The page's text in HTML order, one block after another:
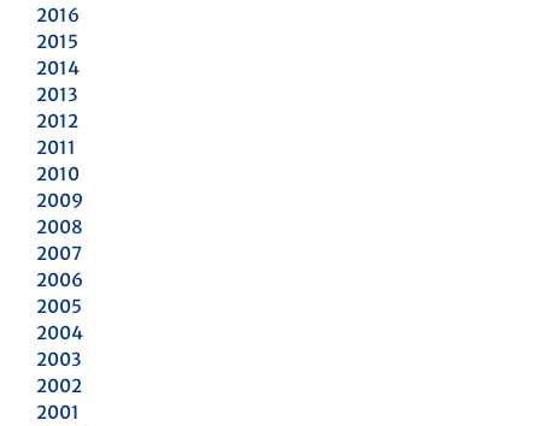
2016
2015
2014
2013
2012
2011
2010
2009
2008
2007
2006
2005
2004
2003
2002
2001